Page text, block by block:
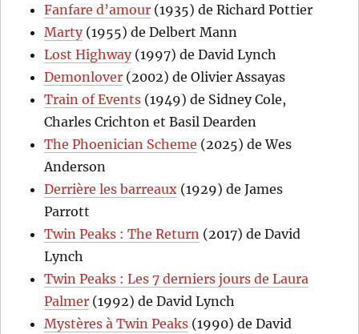
Fanfare d’amour (1935) de Richard Pottier
Marty(1955) de Delbert Mann
Lost Highway(1997) de David Lynch
Demonlover (2002) de Olivier Assayas
Train of Events (1949) de Sidney Cole,
Charles Crichton et Basil Dearden
The Phoenician Scheme (2025) de Wes
Anderson
Derrière les barreaux (1929) de James
Parrott
Twin Peaks : The Return (2017) de David
Lynch
Twin Peaks : Les 7 derniers jours de Laura
Palmer (1992) de David Lynch
Mystères à Twin Peaks (1990) de David